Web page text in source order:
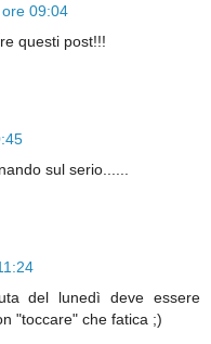
09:04
questi post!!!
sul serio......
del lunedì deve essere
"toccare" che fatica ;)